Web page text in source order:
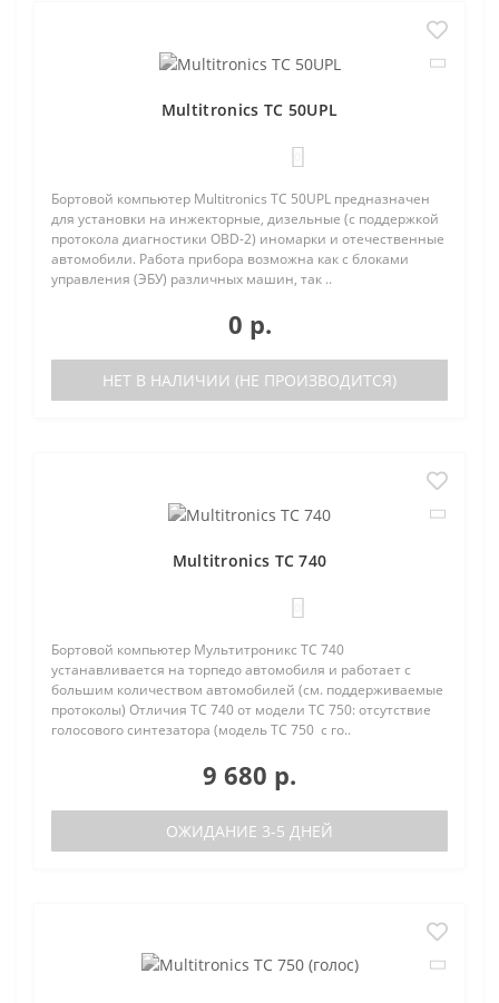
Multitronics TC 50UPL
Бортовой компьютер Multitronics TC 50UPL предназначен
для установки на инжекторные, дизельные (с поддержкой
протокола диагностики OBD-2) иномарки и отечественные
автомобили. Работа прибора возможна как с блоками
управления (ЭБУ) различных машин, так ..
0 р.
НЕТ В НАЛИЧИИ (НЕ ПРОИЗВОДИТСЯ)
Multitronics TC 740
Бортовой компьютер Мультитроникс TC 740
устанавливается на торпедо автомобиля и работает с
большим количеством автомобилей (см. поддерживаемые
протоколы) Отличия TC 740 от модели TC 750: отсутствие
голосового синтезатора (модель TC 750 с го..
9 680 р.
ОЖИДАНИЕ 3-5 ДНЕЙ